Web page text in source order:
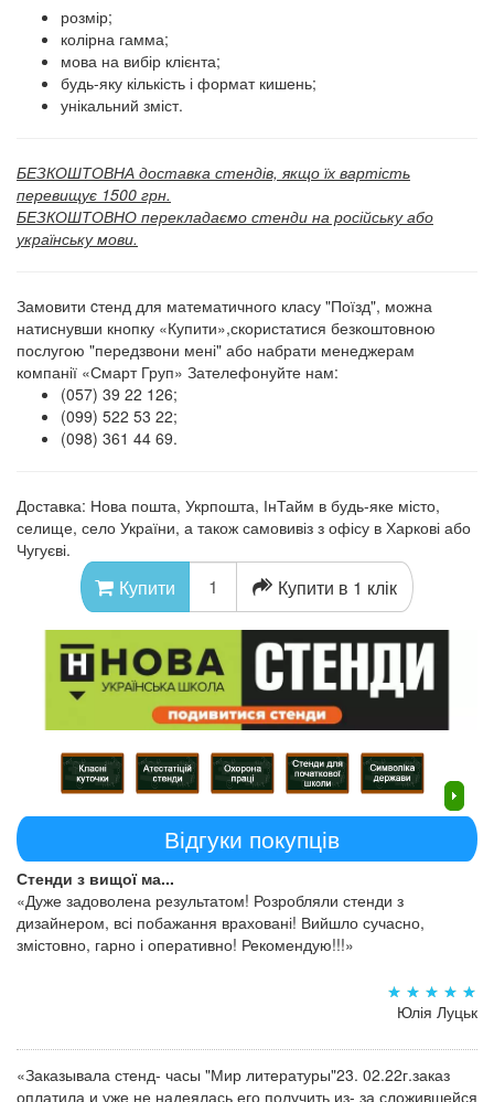
розмір;
колірна гамма;
мова на вибір клієнта;
будь-яку кількість і формат кишень;
унікальний зміст.
БЕЗКОШТОВНА доставка стендів, якщо їх вартість
перевищує 1500 грн.
БЕЗКОШТОВНО перекладаємо стенди на російську або
українську мови.
Замовити cтенд для математичного класу "Поїзд", можна
натиснувши кнопку «Купити»,скористатися безкоштовною
послугою "передзвони мені" або набрати менеджерам
компанії «Смарт Груп» Зателефонуйте нам:
(057) 39 22 126;
(099) 522 53 22;
(098) 361 44 69.
Доставка: Нова пошта, Укрпошта, ІнТайм в будь-яке місто,
селище, село України, а також самовивіз з офісу в Харкові або
Чугуєві.
Купити Купити в 1 клік
Відгуки покупців
Стенди з вищої ма...
«Дуже задоволена результатом! Розробляли стенди з
дизайнером, всі побажання враховані! Вийшло сучасно,
змістовно, гарно і оперативно! Рекомендую!!!»
Юлія Луцьк
«Заказывала стенд- часы "Мир литературы"23. 02.22г.заказ
оплатила и уже не надеялась его получить из- за сложившейся